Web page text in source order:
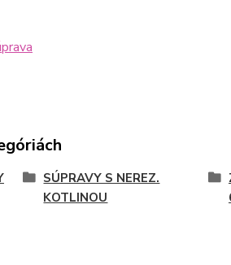
SÚPRAVY S NEREZ.
KOTLINOU